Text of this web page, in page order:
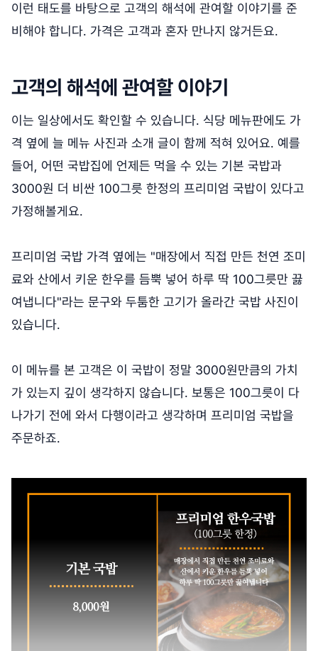
이런 태도를 바탕으로 고객의 해석에 관여할 이야기를 준
비해야 합니다. 가격은 고객과 혼자 만나지 않거든요.
고객의 해석에 관여할 이야기
이는 일상에서도 확인할 수 있습니다. 식당 메뉴판에도 가
격 옆에 늘 메뉴 사진과 소개 글이 함께 적혀 있어요. 예를
들어, 어떤 국밥집에 언제든 먹을 수 있는 기본 국밥과
3000원 더 비싼 100그릇 한정의 프리미엄 국밥이 있다고
가정해볼게요.
프리미엄 국밥 가격 옆에는 "매장에서 직접 만든 천연 조미
료와 산에서 키운 한우를 듬뿍 넣어 하루 딱 100그릇만 끓
여냅니다"라는 문구와 두툼한 고기가 올라간 국밥 사진이
있습니다.
이 메뉴를 본 고객은 이 국밥이 정말 3000원만큼의 가치
가 있는지 깊이 생각하지 않습니다. 보통은 100그릇이 다
나가기 전에 와서 다행이라고 생각하며 프리미엄 국밥을
주문하죠.